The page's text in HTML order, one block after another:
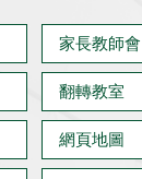
家長教師會
翻轉教室
網頁地圖